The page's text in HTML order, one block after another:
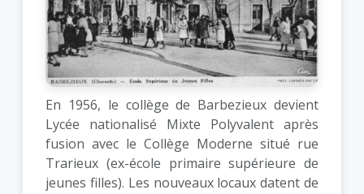
En 1956, le collège de Barbezieux devient
Lycée nationalisé Mixte Polyvalent après
fusion avec le Collège Moderne situé rue
Trarieux (ex-école primaire supérieure de
jeunes filles). Les nouveaux locaux datent de